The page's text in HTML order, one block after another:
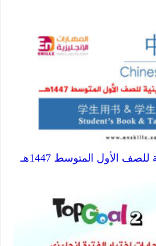
الأول المتوسط 1447هـ